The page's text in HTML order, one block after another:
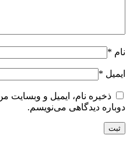
نام *
ایمیل *
ذخیره نام، ایمیل و وبسایت
دوباره دیدگاهی می‌نویسم.